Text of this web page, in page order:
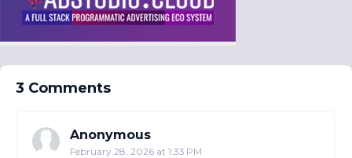
3 Comments
Anonymous
February 28, 2026 at 1:33 PM